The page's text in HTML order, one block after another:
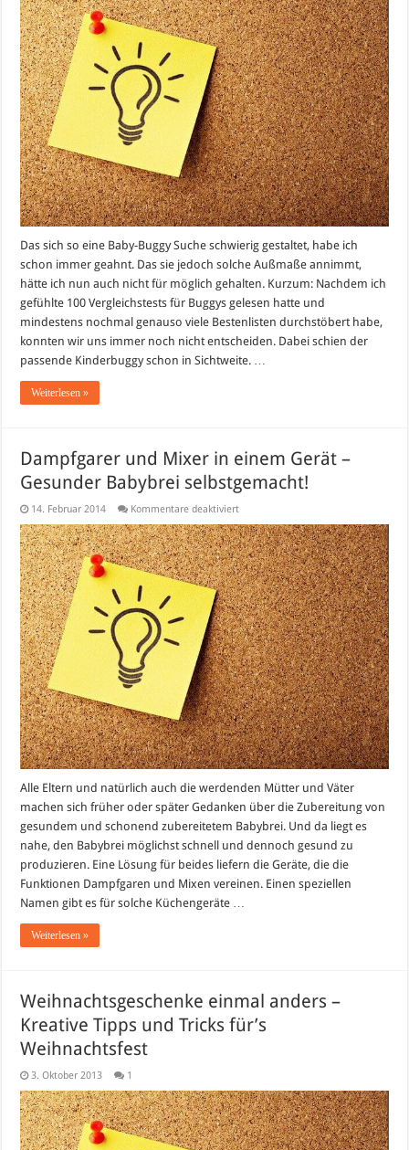
Das sich so eine Baby-Buggy Suche schwierig gestaltet, habe ich
schon immer geahnt. Das sie jedoch solche Außmaße annimmt,
hätte ich nun auch nicht für möglich gehalten. Kurzum: Nachdem ich
gefühlte 100 Vergleichstests für Buggys gelesen hatte und
mindestens nochmal genauso viele Bestenlisten durchstöbert habe,
konnten wir uns immer noch nicht entscheiden. Dabei schien der
passende Kinderbuggy schon in Sichtweite. …
Weiterlesen »
Dampfgarer und Mixer in einem Gerät –
Gesunder Babybrei selbstgemacht!
14. Februar 2014 Kommentare deaktiviertfür
und
Mixer
in
einem
Gerät
–
Gesunder
Babybrei
selbstgemacht!
Alle Eltern und natürlich auch die werdenden Mütter und Väter
machen sich früher oder später Gedanken über die Zubereitung von
gesundem und schonend zubereitetem Babybrei. Und da liegt es
nahe, den Babybrei möglichst schnell und dennoch gesund zu
produzieren. Eine Lösung für beides liefern die Geräte, die die
Funktionen Dampfgaren und Mixen vereinen. Einen speziellen
Namen gibt es für solche Küchengeräte …
Weiterlesen »
Weihnachtsgeschenke einmal anders –
Kreative Tipps und Tricks für’s
Weihnachtsfest
3. Oktober 2013 1